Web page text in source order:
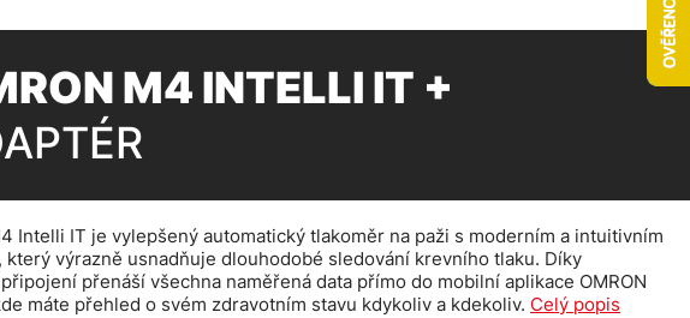
M4 INTELLI IT +
Intelli IT je vylepšený automatický tlakoměr na paži s moderním a intuitivním
který výrazně usnadňuje dlouhodobé sledování krevního tlaku. Díky
přenáší všechna naměřená data přímo do mobilní aplikace OMRON
máte přehled o svém zdravotním stavu kdykoliv a kdekoliv. Celý popis